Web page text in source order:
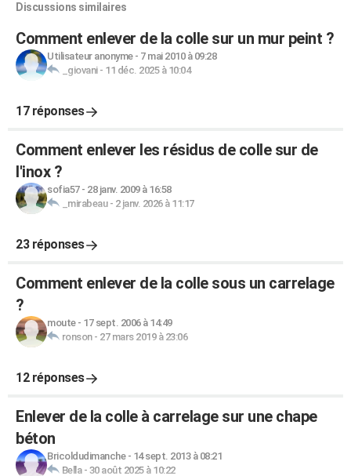
Discussions similaires
Comment enlever de la colle sur un mur peint ?
Utilisateur anonyme- 7 mai 2010 à 09:28
_giovani- 11 déc. 2025 à 10:04
17 réponses
Comment enlever les résidus de colle sur de
l'inox ?
sofia57- 28 janv. 2009 à 16:58
_mirabeau- 2 janv. 2026 à 11:17
23 réponses
Comment enlever de la colle sous un carrelage
?
moute- 17 sept. 2006 à 14:49
ronson- 27 mars 2019 à 23:06
12 réponses
Enlever de la colle à carrelage sur une chape
béton
Bricoldudimanche- 14 sept. 2013 à 08:21
Bella- 30 août 2025 à 10:22